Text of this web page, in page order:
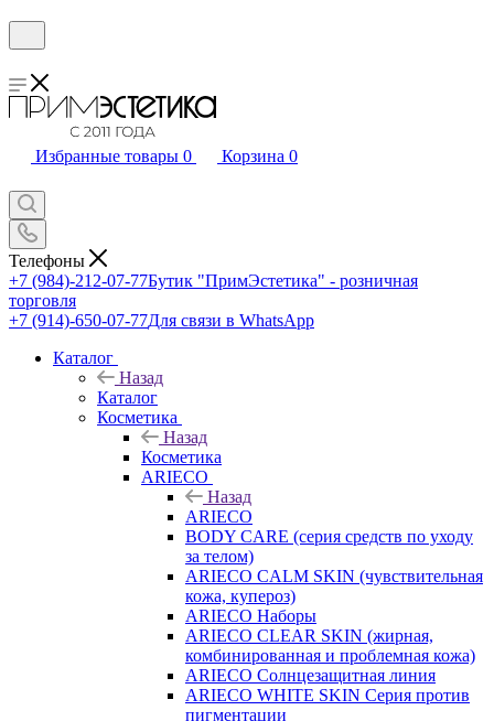
Избранные товары 0 Корзина 0
Телефоны
+7 (984)-212-07-77Бутик "ПримЭстетика" - розничная
торговля
+7 (914)-650-07-77Для связи в WhatsApp
Каталог
Назад
Каталог
Косметика
Назад
Косметика
ARIECO
Назад
ARIECO
BODY CARE (серия средств по уходу
за телом)
ARIECO CALM SKIN (чувствительная
кожа, купероз)
ARIECO Наборы
ARIECO CLEAR SKIN (жирная,
комбинированная и проблемная кожа)
ARIECO Солнцезащитная линия
ARIECO WHITE SKIN Серия против
пигментации